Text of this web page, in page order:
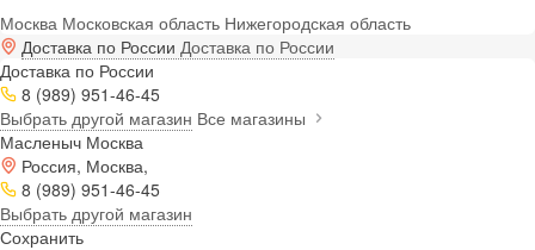
Москва Московская область Нижегородская область
Доставка по России Доставка по России
Доставка по России
8 (989) 951-46-45
Выбрать другой магазин Все магазины
Масленыч Москва
Россия, Москва,
8 (989) 951-46-45
Выбрать другой магазин
Сохранить